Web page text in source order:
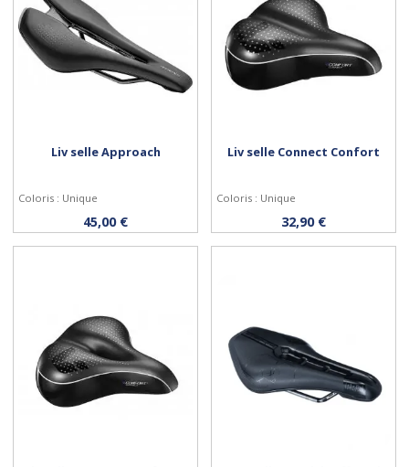
Acheter
Liv selle Approach
Coloris : Unique
45,00 € Acheter
Liv selle Connect Confort
Coloris : Unique
32,90 €